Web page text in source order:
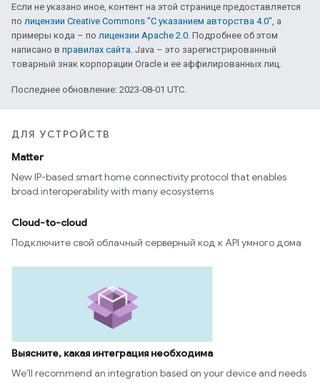
Если не указано иное, контент на этой странице предоставляется
по лицензии Creative Commons "С указанием авторства 4.0", а
примеры кода – по лицензии Apache 2.0. Подробнее об этом
написано в правилах сайта. Java – это зарегистрированный
товарный знак корпорации Oracle и ее аффилированных лиц.
Последнее обновление: 2023-08-01 UTC.
ДЛЯ УСТРОЙСТВ
Matter
New IP-based smart home connectivity protocol that enables
broad interoperability with many ecosystems
Cloud-to-cloud
Подключите свой облачный серверный код к API умного дома
Выясните, какая интеграция необходима
We’ll recommend an integration based on your device and needs